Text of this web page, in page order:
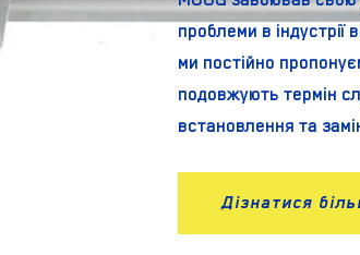
проблеми в індустрії
ми постійно
подовжують термін
встановлення та
Дізнатися